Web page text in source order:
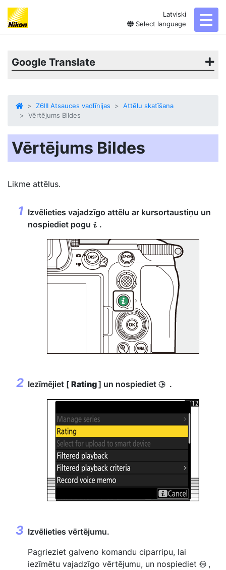
Latviski
Select language
Google Translate
Z6III Atsauces vadlīnijas
Attēlu skatīšana
Vērtējums Bildes
Vērtējums Bildes
Likme attēlus.
Izvēlieties vajadzīgo attēlu ar kursortaustiņu un
nospiediet pogu i .
Iezīmējiet [ Rating] un nospiediet 2 .
Izvēlieties vērtējumu.
Pagrieziet galveno komandu ciparripu, lai
iezīmētu vajadzīgo vērtējumu, un nospiediet J ,